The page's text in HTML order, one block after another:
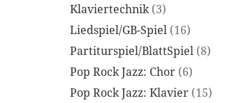
Klaviertechnik(3)
Liedspiel/GB-Spiel (16)
Partiturspiel/BlattSpiel (8)
Pop Rock Jazz: Chor (6)
Pop Rock Jazz: Klavier (15)